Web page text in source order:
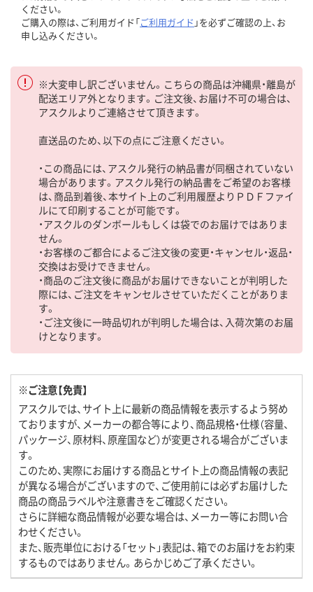
ください。
ご購入の際は、ご利用ガイド「ご利用ガイド 」を必ずご確認の上、お
申し込みください。
※大変申し訳ございません。こちらの商品は沖縄県・離島が
配送エリア外となります。ご注文後、お届け不可の場合は、
アスクルよりご連絡させて頂きます。
直送品のため、以下の点にご注意ください。
・この商品には、アスクル発行の納品書が同梱されていない
場合があります。アスクル発行の納品書をご希望のお客様
は、商品到着後、本サイト上のご利用履歴よりＰＤＦファイ
ルにて印刷することが可能です。
・アスクルのダンボールもしくは袋でのお届けではありま
せん。
・お客様のご都合によるご注文後の変更・キャンセル・返品・
交換はお受けできません。
・商品のご注文後に商品がお届けできないことが判明した
際には、ご注文をキャンセルさせていただくことがありま
す。
・ご注文後に一時品切れが判明した場合は、入荷次第のお届
けとなります。
※ご注意【免責】
アスクルでは、サイト上に最新の商品情報を表示するよう努め
ておりますが、メーカーの都合等により、商品規格・仕様（容量、
パッケージ、原材料、原産国など）が変更される場合がございま
す。
このため、実際にお届けする商品とサイト上の商品情報の表記
が異なる場合がございますので、ご使用前には必ずお届けした
商品の商品ラベルや注意書きをご確認ください。
さらに詳細な商品情報が必要な場合は、メーカー等にお問い合
わせください。
また、販売単位における「セット」表記は、箱でのお届けをお約束
するものではありません。あらかじめご了承ください。